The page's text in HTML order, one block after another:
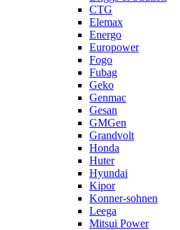
CTG
Elemax
Energo
Europower
Fogo
Fubag
Geko
Genmac
Gesan
GMGen
Grandvolt
Honda
Huter
Hyundai
Kipor
Konner-sohnen
Leega
Mitsui Power